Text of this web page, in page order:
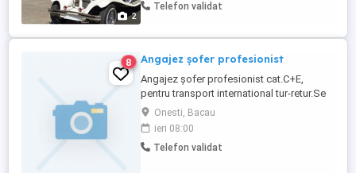
2
Telefon validat
8 Angajez șofer profesionist
Angajez șofer profesionist cat.C+E,
pentru transport international tur-retur.Se
lucreaza la prelată pe relația Ro-It.Caut un
șofer cu experiență,din Onești sau
imprejurimi.
Onesti, Bacau
ieri 08:00
Telefon validat